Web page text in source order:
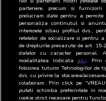
partenere, precum si
prelucram date pentru a
personaliza continutul si
interesele si/sau profilul dvs.,
retelelor de socializare si pentru
de drepturile prevazute de art.
datelor cu caracter personal.
modalitatea indicata aici. Prin
folosirea tuturor Tehnologiilor de
dvs. cu privire la stocarea/
colaboram. Prin click pe
puteti schimba preferintele in
cookie strict necesare pentru